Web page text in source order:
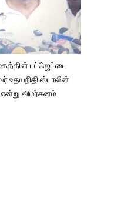
பட்ஜெட்டை
உதயநிதி ஸ்டாலின்
என்று விமர்சனம்